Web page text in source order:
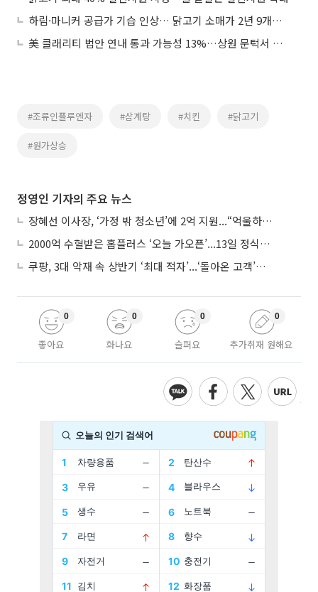
하림·마니커 공급가 기습 인상… 닭고기 소매가 2년 9개월 만에 '최고치'
美 클래리티 법안 연내 통과 가능성 13%…상원 문턱서 제동
#조류인플루엔자 #삼계탕 #치킨 #닭고기
#원가상승
정영인 기자의 주요 뉴스
장혜선 이사장, ‘가정 밖 청소년’에 2억 지원...“억울하고 아파도 단단해지길”
2000억 수혈받은 홈플러스 ‘오늘 가오픈’...13일 정식 개장 시험대
쿠팡, 3대 악재 속 상반기 ‘최대 적자’...‘돌아온 고객’에 수익성 반등 주목
좋아요
0
화나요
0
슬퍼요
0
추가취재 원해요
0